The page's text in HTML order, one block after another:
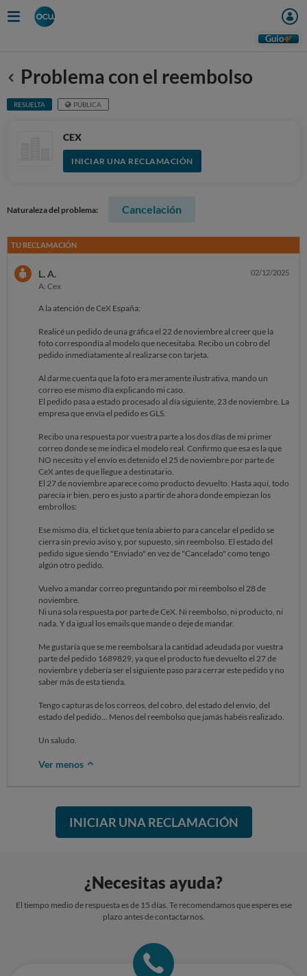
Guio
Anterior
Problema con el reembolso
RESUELTA PÚBLICA
CEX
INICIAR UNA RECLAMACIÓN
Naturaleza del problema: Cancelación
TU RECLAMACIÓN
L. A.
A: Cex
02/12/2025
A la atención de CeX España:
Realicé un pedido de una gráfica el 22 de noviembre al creer que la
foto correspondía al modelo que necesitaba. Recibo un cobro del
pedido inmediatamente al realizarse con tarjeta.
Al darme cuenta que la foto era meramente ilustrativa, mando un
correo ese mismo día explicando mi caso.
El pedido pasa a estado procesado al día siguiente, 23 de noviembre. La
empresa que envía el pedido es GLS.
Recibo una respuesta por vuestra parte a los dos días de mi primer
correo donde se me indica el modelo real. Confirmo que esa es la que
NO necesito y el envío es detenido el 25 de noviembre por parte de
CeX antes de que llegue a destinatario.
El 27 de noviembre aparece como producto devuelto. Hasta aquí, todo
parecía ir bien, pero es justo a partir de ahora donde empiezan los
embrollos:
Ese mismo día, el ticket que tenía abierto para cancelar el pedido se
cierra sin previo aviso y, por supuesto, sin reembolso. El estado del
pedido sigue siendo "Enviado" en vez de "Cancelado" como tengo
algún otro pedido.
Vuelvo a mandar correo preguntando por mi reembolso el 28 de
noviembre.
Ni una sola respuesta por parte de CeX. Ni reembolso, ni producto, ni
nada. Y da igual los emails que mande o deje de mandar.
Me gustaría que se me reembolsara la cantidad adeudada por vuestra
parte del pedido 1689829, ya que el producto fue devuelto el 27 de
noviembre y debería ser el siguiente paso para cerrar este pedido y no
saber más de esta tienda.
Tengo capturas de los correos, del cobro, del estado del envío, del
estado del pedido... Menos del reembolso que jamás habéis realizado.
Un saludo.
Ver menos
INICIAR UNA RECLAMACIÓN
¿Necesitas ayuda?
El tiempo medio de respuesta es de 15 días. Te recomendamos que esperes ese
plazo antes de contactarnos.